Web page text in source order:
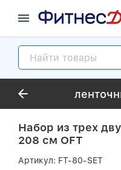
Набор из трех
208 см OFT
Артикул: FT-80-SET